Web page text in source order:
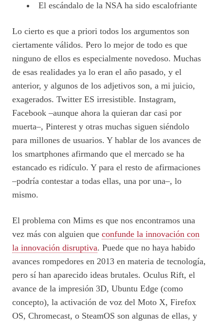
El escándalo de la NSA ha sido escalofriante
Lo cierto es que a priori todos los argumentos son
ciertamente válidos. Pero lo mejor de todo es que
ninguno de ellos es especialmente novedoso. Muchas
de esas realidades ya lo eran el año pasado, y el
anterior, y algunos de los adjetivos son, a mi juicio,
exagerados. Twitter ES irresistible. Instagram,
Facebook –aunque ahora la quieran dar casi por
muerta–, Pinterest y otras muchas siguen siéndolo
para millones de usuarios. Y hablar de los avances de
los smartphones afirmando que el mercado se ha
estancado es ridículo. Y para el resto de afirmaciones
–podría contestar a todas ellas, una por una–, lo
mismo.
El problema con Mims es que nos encontramos una
vez más con alguien que confunde la innovación con
la innovación disruptiva. Puede que no haya habido
avances rompedores en 2013 en materia de tecnología,
pero sí han aparecido ideas brutales. Oculus Rift, el
avance de la impresión 3D, Ubuntu Edge (como
concepto), la activación de voz del Moto X, Firefox
OS, Chromecast, o SteamOS son algunas de ellas, y